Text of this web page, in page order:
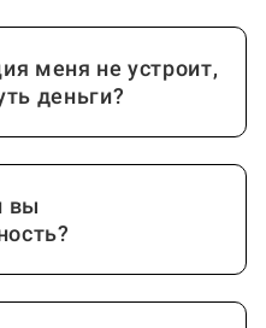
меня не устроит,
деньги?
вы